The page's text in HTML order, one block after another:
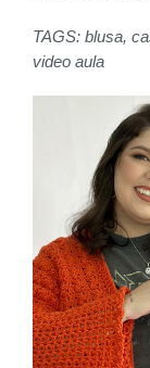
TAGS: blusa,
video aula